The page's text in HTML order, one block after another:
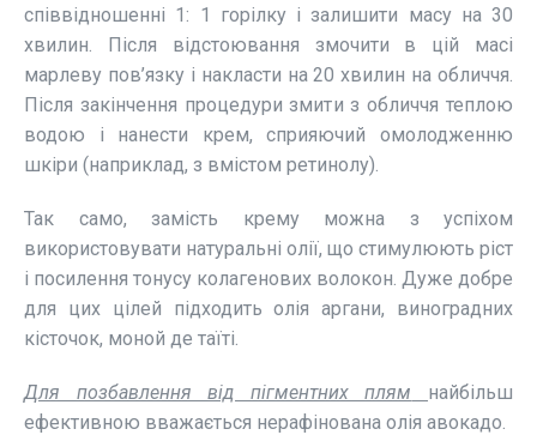
співвідношенні 1: 1 горілку і залишити масу на 30
хвилин. Після відстоювання змочити в цій масі
марлеву пов’язку і накласти на 20 хвилин на обличчя.
Після закінчення процедури змити з обличчя теплою
водою і нанести крем, сприяючий омолодженню
шкіри (наприклад, з вмістом ретинолу).
Так само, замість крему можна з успіхом
використовувати натуральні олії, що стимулюють ріст
і посилення тонусу колагенових волокон. Дуже добре
для цих цілей підходить олія аргани, виноградних
кісточок, моной де таїті.
Для позбавлення від пігментних плям
найбільш
ефективною вважається нерафінована олія авокадо.